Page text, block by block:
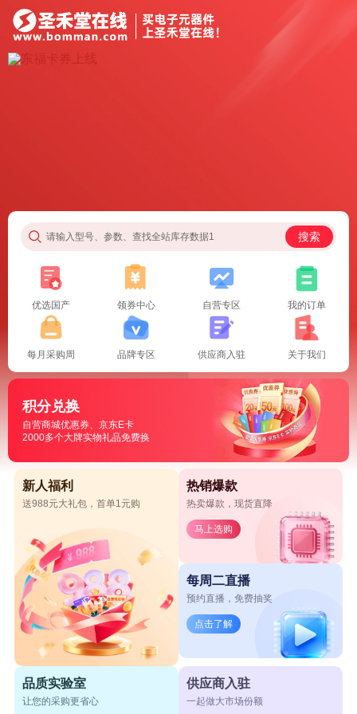
请输入型号、参数、查找全站库存数据1 搜索
优选国产 领券中心 自营专区 我的订单
每月采购周 品牌专区 供应商入驻 关于我们
积分兑换
自营商城优惠券、京东E卡
2000多个大牌实物礼品免费换
新人福利
送988元大礼包，首单1元购
热销爆款
热卖爆款，现货直降
马上选购
每周二直播
预约直播，免费抽奖
点击了解
品质实验室
让您的采购更省心
供应商入驻
一起做大市场份额